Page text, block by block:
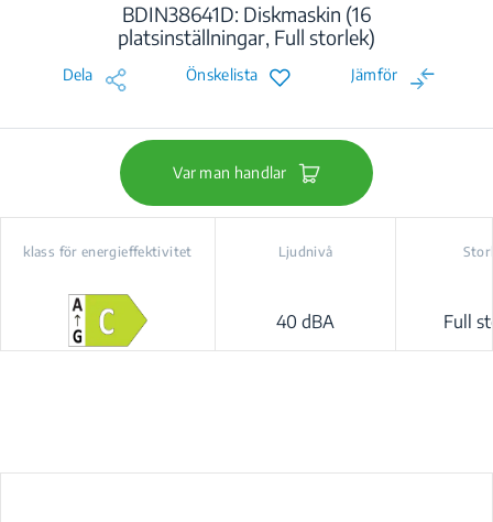
BDIN38641D: Diskmaskin (16
platsinställningar, Full storlek)
Dela Önskelista Jämför
Var man handlar
klass för energieffektivitet Ljudnivå
40 dBA Full